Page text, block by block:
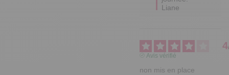
Liane
4
Avis vérifié
non mis en place